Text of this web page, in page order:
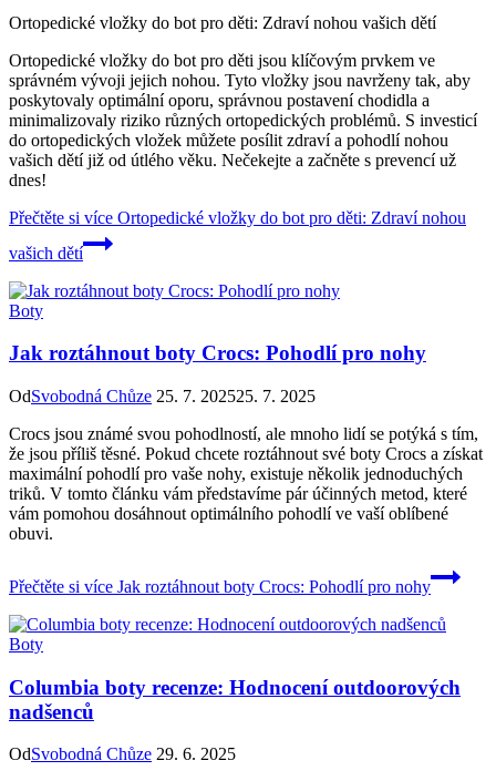
Ortopedické vložky do bot pro děti: Zdraví nohou vašich dětí
Ortopedické vložky do bot pro děti jsou klíčovým prvkem ve
správném vývoji jejich nohou. Tyto vložky jsou navrženy tak, aby
poskytovaly optimální oporu, správnou postavení chodidla a
minimalizovaly riziko různých ortopedických problémů. S investicí
do ortopedických vložek můžete posílit zdraví a pohodlí nohou
vašich dětí již od útlého věku. Nečekejte a začněte s prevencí už
dnes!
Přečtěte si více Ortopedické vložky do bot pro děti: Zdraví nohou
vašich dětí
Boty
Jak roztáhnout boty Crocs: Pohodlí pro nohy
OdSvobodná Chůze 25. 7. 202525. 7. 2025
Crocs jsou známé svou pohodlností, ale mnoho lidí se potýká s tím,
že jsou příliš těsné. Pokud chcete roztáhnout své boty Crocs a získat
maximální pohodlí pro vaše nohy, existuje několik jednoduchých
triků. V tomto článku vám představíme pár účinných metod, které
vám pomohou dosáhnout optimálního pohodlí ve vaší oblíbené
obuvi.
Přečtěte si více Jak roztáhnout boty Crocs: Pohodlí pro nohy
Boty
Columbia boty recenze: Hodnocení outdoorových
nadšenců
OdSvobodná Chůze 29. 6. 2025